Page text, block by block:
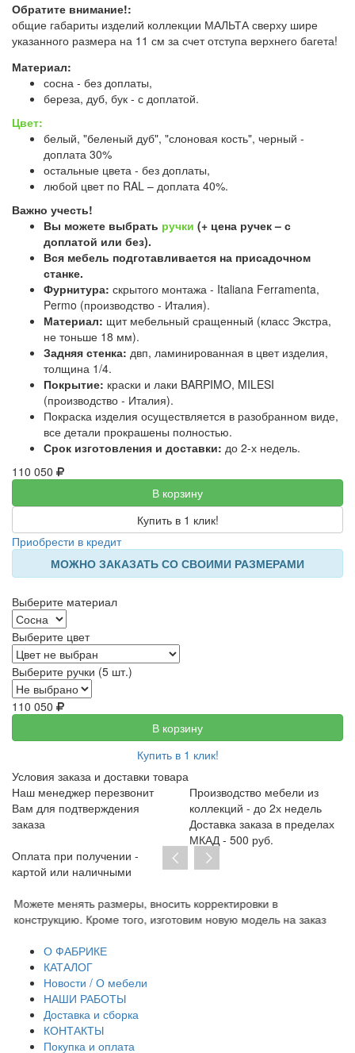
Обратите внимание!:
общие габариты изделий коллекции МАЛЬТА сверху шире
указанного размера на 11 см за счет отступа верхнего багета!
Материал:
сосна - без доплаты,
береза, дуб, бук - с доплатой.
Цвет:
белый, "беленый дуб", "слоновая кость", черный -
доплата 30%
остальные цвета - без доплаты,
любой цвет по RAL – доплата 40%.
Важно учесть!
Вы можете выбрать ручки (+ цена ручек – с
доплатой или без).
Вся мебель подготавливается на присадочном
станке.
Фурнитура: скрытого монтажа - Italiana Ferramenta,
Permo (производство - Италия).
Материал: щит мебельный сращенный (класс Экстра,
не тоньше 18 мм).
Задняя стенка: двп, ламинированная в цвет изделия,
толщина 1/4.
Покрытие: краски и лаки BARPIMO, MILESI
(производство - Италия).
Покраска изделия осуществляется в разобранном виде,
все детали прокрашены полностью.
Срок изготовления и доставки: до 2-х недель.
110 050
В корзину
Купить в 1 клик!
Приобрести в кредит
МОЖНО ЗАКАЗАТЬ СО СВОИМИ РАЗМЕРАМИ
Выберите материал
Выберите цвет
Выберите ручки (5 шт.)
110 050
В корзину
Купить в 1 клик!
Условия заказа и доставки товара
Наш менеджер перезвонит
Вам для подтверждения
заказа
Производство мебели из
коллекций - до 2х недель
Доставка заказа в пределах
МКАД - 500 руб.
Оплата при получении -
картой или наличными
Можете менять размеры, вносить корректировки в
конструкцию. Кроме того, изготовим новую модель на заказ
О ФАБРИКЕ
КАТАЛОГ
Новости / О мебели
НАШИ РАБОТЫ
Доставка и сборка
КОНТАКТЫ
Покупка и оплата